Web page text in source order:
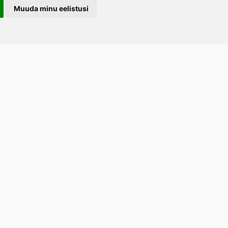
Muuda minu eelistusi